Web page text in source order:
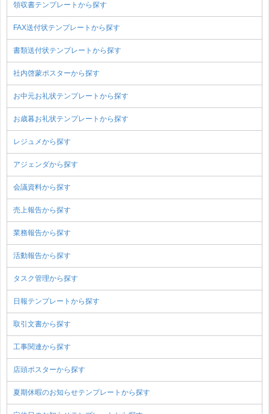
領収書テンプレートから探す
FAX送付状テンプレートから探す
書類送付状テンプレートから探す
社内啓蒙ポスターから探す
お中元お礼状テンプレートから探す
お歳暮お礼状テンプレートから探す
レジュメから探す
アジェンダから探す
会議資料から探す
売上報告から探す
業務報告から探す
活動報告から探す
タスク管理から探す
日報テンプレートから探す
取引文書から探す
工事関連から探す
店頭ポスターから探す
夏期休暇のお知らせテンプレートから探す